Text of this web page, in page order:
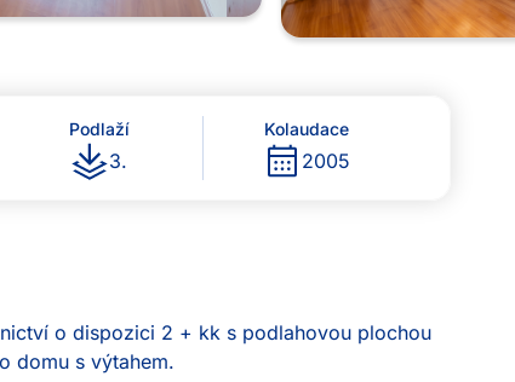
Podlaží
3.
Kolaudace
2005
o dispozici 2 + kk s podlahovou plochou
domu s výtahem.